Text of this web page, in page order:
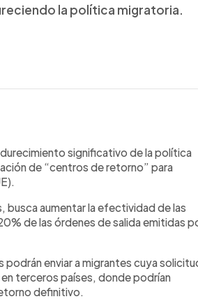
la política migratoria.
de “centros de retorno” en
cuya solicitud de asilo
las expulsiones, ya que
y establece sanciones más
de ingreso. Además, incorpora
Estados miembros. La
humanos por su impacto.
significativo de la política
de “centros de retorno” para
busca aumentar la efectividad de las
de las órdenes de salida emitidas
enviar a migrantes cuya
terceros países, donde podrían
definitivo.